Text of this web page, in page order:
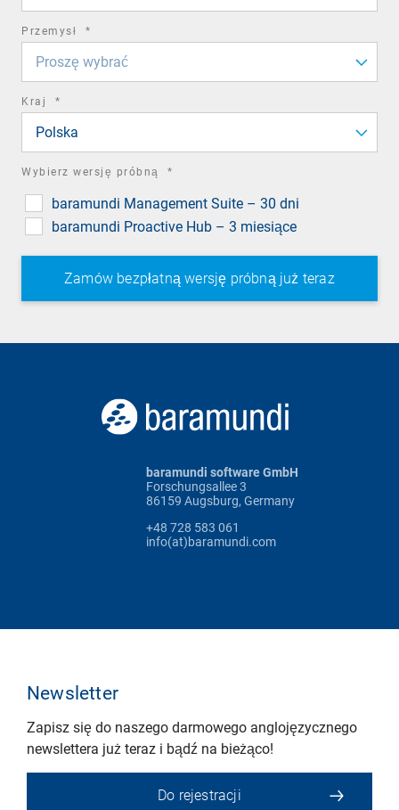
Przemysł *
Proszę wybrać
Kraj *
Polska
Wybierz wersję próbną *
baramundi Management Suite – 30 dni
baramundi Proactive Hub – 3 miesiące
baramundi software GmbH
Forschungsallee 3
86159 Augsburg, Germany
+48 728 583 061
info(at)baramundi.com
Newsletter
Zapisz się do naszego darmowego anglojęzycznego
newslettera już teraz i bądź na bieżąco!
Do rejestracji